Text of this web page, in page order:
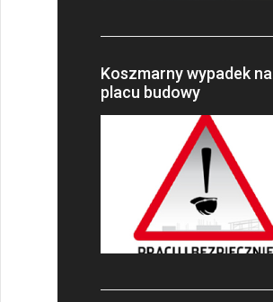
Koszmarny wypadek na
placu budowy